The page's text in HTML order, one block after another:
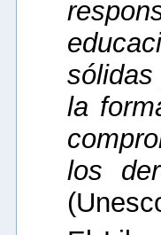
la
los